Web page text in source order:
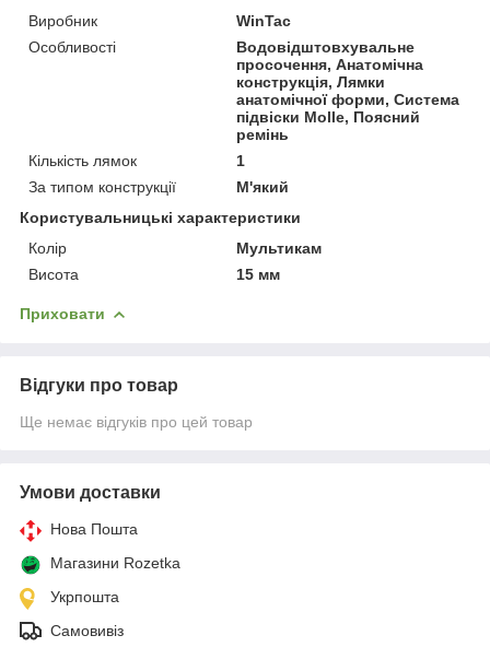
Виробник
WinTac
Особливості
Водовідштовхувальне
просочення, Анатомічна
конструкція, Лямки
анатомічної форми, Система
підвіски Molle, Поясний
ремінь
Кількість лямок
1
За типом конструкції
М'який
Користувальницькі характеристики
Колір
Мультикам
Висота
15 мм
Приховати
Відгуки про товар
Ще немає відгуків про цей товар
Умови доставки
Нова Пошта
Магазини Rozetka
Укрпошта
Самовивіз